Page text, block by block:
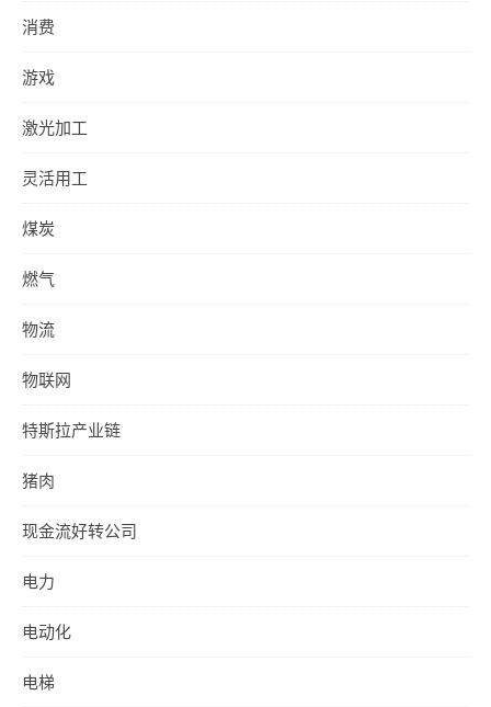
消费
游戏
激光加工
灵活用工
煤炭
燃气
物流
物联网
特斯拉产业链
猪肉
现金流好转公司
电力
电动化
电梯